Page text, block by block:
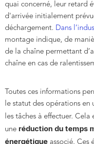
quai concerné, leur retard
d'arrivée initialement
déchargement. Dans
montage indique, de
de la chaîne permettant
chaîne en cas de
Toutes ces informations
le statut des opérations
les tâches à effectuer. Cela
une réduction du temps
énergétique associé. Ces